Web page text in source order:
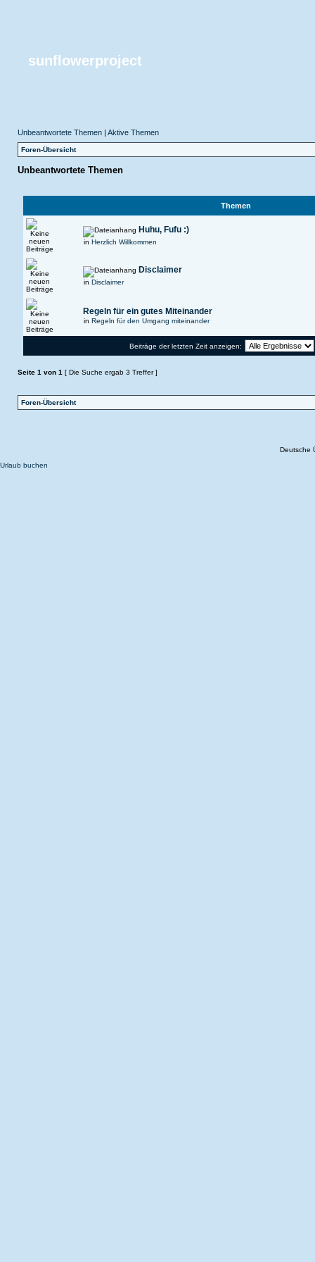
sunflowerproject
Unbeantwortete Themen| Aktive Themen
Foren-Übersicht
Unbeantwortete Themen
Themen
Huhu, Fufu :)
in Herzlich Willkommen
Disclaimer
in Disclaimer
Regeln für ein gutes Miteinander
in Regeln für den Umgang miteinander
Beiträge der letzten Zeit anzeigen:
Seite 1 von 1 [ Die Suche ergab 3 Treffer ]
Foren-Übersicht
Deutsche
Urlaub buchen